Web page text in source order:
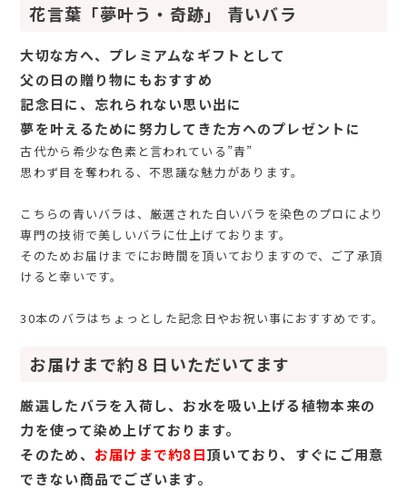
花言葉「夢叶う・奇跡」 青いバラ
大切な方へ、プレミアムなギフトとして
父の日の贈り物にもおすすめ
記念日に、忘れられない思い出に
夢を叶えるために努力してきた方へのプレゼントに
古代から希少な色素と言われている”青”
思わず目を奪われる、不思議な魅力があります。
こちらの青いバラは、厳選された白いバラを染色のプロにより
専門の技術で美しいバラに仕上げております。
そのためお届けまでにお時間を頂いておりますので、ご了承頂
けると幸いです。
30本のバラはちょっとした記念日やお祝い事におすすめです。
お届けまで約８日いただいてます
厳選したバラを入荷し、お水を吸い上げる植物本来の
力を使って染め上げております。
そのため、 お届けまで約8日頂いており、すぐにご用意
できない商品でございます。